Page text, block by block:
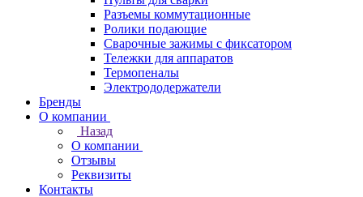
Разъемы коммутационные
Ролики подающие
Сварочные зажимы с фиксатором
Тележки для аппаратов
Термопеналы
Электрододержатели
Бренды
О компании
Назад
О компании
Отзывы
Реквизиты
Контакты